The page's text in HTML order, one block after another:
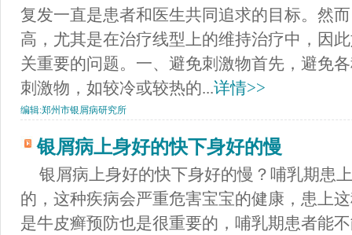
复发一直是患者和医生共同追求的目标。然
高，尤其是在治疗线型上的维持治疗中，因
关重要的问题。一、避免刺激物首先，避免
刺激物，如较冷或较热的...详情>>
编辑:郑州市银屑病研究所
银屑病上身好的快下身好的慢
银屑病上身好的快下身好的慢？哺乳期患
的，这种疾病会严重危害宝宝的健康，患上
是牛皮癣预防也是很重要的，哺乳期患者能